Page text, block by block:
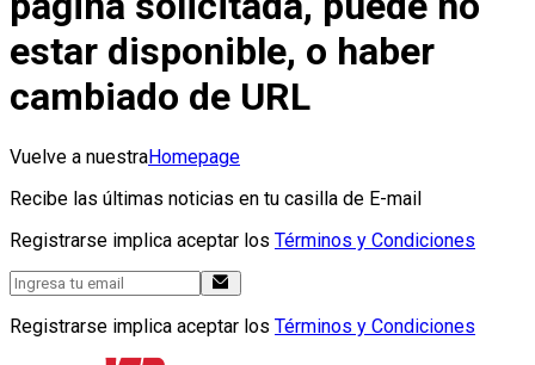
estar disponible, o haber
cambiado de URL
Vuelve a nuestraHomepage
Recibe las últimas noticias en tu casilla de E-mail
Registrarse implica aceptar los Términos y Condiciones
Registrarse implica aceptar los Términos y Condiciones